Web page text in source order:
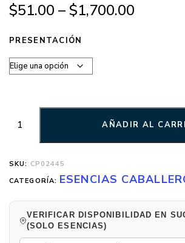
$51.00 –$1,700.00
PRESENTACIÓN
AÑADIR AL
SKU: CP02445
CATEGORÍA: ESENCIAS
VERIFICAR DISPONIBILIDAD EN
(SOLO ESENCIAS)